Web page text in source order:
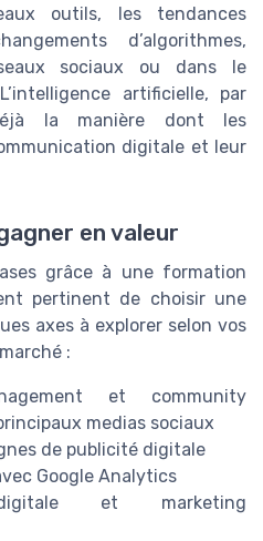
outils, les tendances
d’algorithmes,
sociaux ou dans le
artificielle, par
la manière dont les
digitale et leur
en valeur
grâce à une formation
pertinent de choisir une
axes à explorer selon vos
:
et community
medias sociaux
de publicité digitale
Google Analytics
digitale et marketing